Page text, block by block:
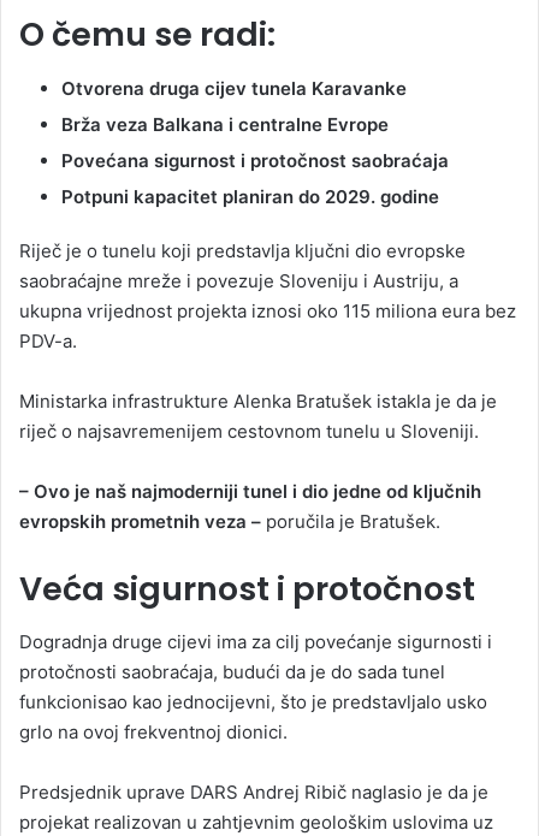
O čemu se radi:
Otvorena druga cijev tunela Karavanke
Brža veza Balkana i centralne Evrope
Povećana sigurnost i protočnost saobraćaja
Potpuni kapacitet planiran do 2029. godine
Riječ je o tunelu koji predstavlja ključni dio evropske
saobraćajne mreže i povezuje Sloveniju i Austriju, a
ukupna vrijednost projekta iznosi oko 115 miliona eura bez
PDV-a.
Ministarka infrastrukture Alenka Bratušek istakla je da je
riječ o najsavremenijem cestovnom tunelu u Sloveniji.
– Ovo je naš najmoderniji tunel i dio jedne od ključnih
evropskih prometnih veza – poručila je Bratušek.
Veća sigurnost i protočnost
Dogradnja druge cijevi ima za cilj povećanje sigurnosti i
protočnosti saobraćaja, budući da je do sada tunel
funkcionisao kao jednocijevni, što je predstavljalo usko
grlo na ovoj frekventnoj dionici.
Predsjednik uprave DARS Andrej Ribič naglasio je da je
projekat realizovan u zahtjevnim geološkim uslovima uz